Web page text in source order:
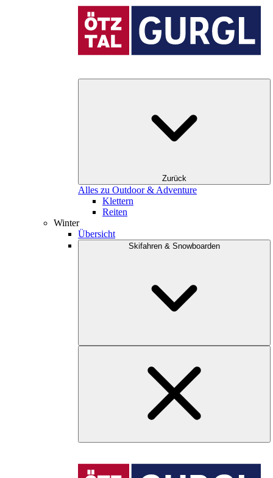
Zurück
Alles zu Outdoor & Adventure
Klettern
Reiten
Winter
Übersicht
Skifahren & Snowboarden